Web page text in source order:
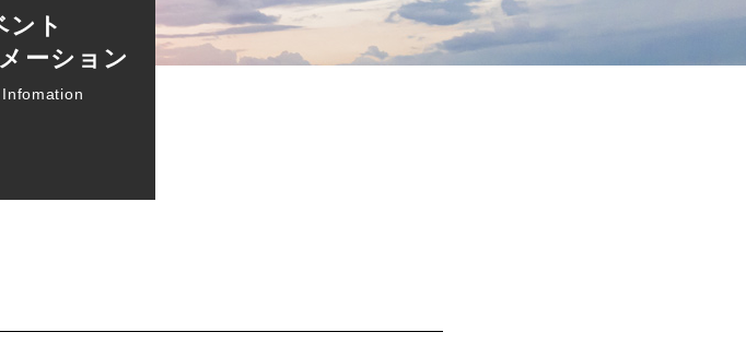
ント
ーション